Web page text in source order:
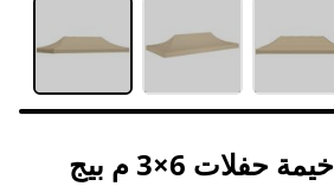
vidaXL سقف خيمة حفلات 6×3 م بيج